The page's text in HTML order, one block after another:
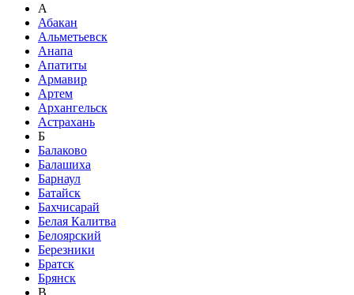
А
Абакан
Альметьевск
Анапа
Апатиты
Армавир
Артем
Архангельск
Астрахань
Б
Балаково
Балашиха
Барнаул
Батайск
Бахчисарай
Белая Калитва
Белоярский
Березники
Братск
Брянск
В